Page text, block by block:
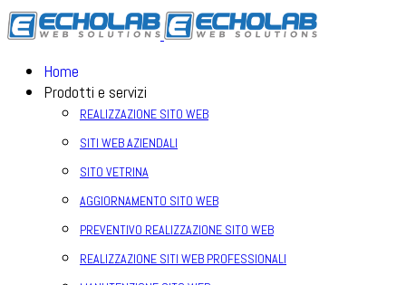
Home
Prodotti e servizi
REALIZZAZIONE SITO WEB
SITI WEB AZIENDALI
SITO VETRINA
AGGIORNAMENTO SITO WEB
PREVENTIVO REALIZZAZIONE SITO WEB
REALIZZAZIONE SITI WEB PROFESSIONALI